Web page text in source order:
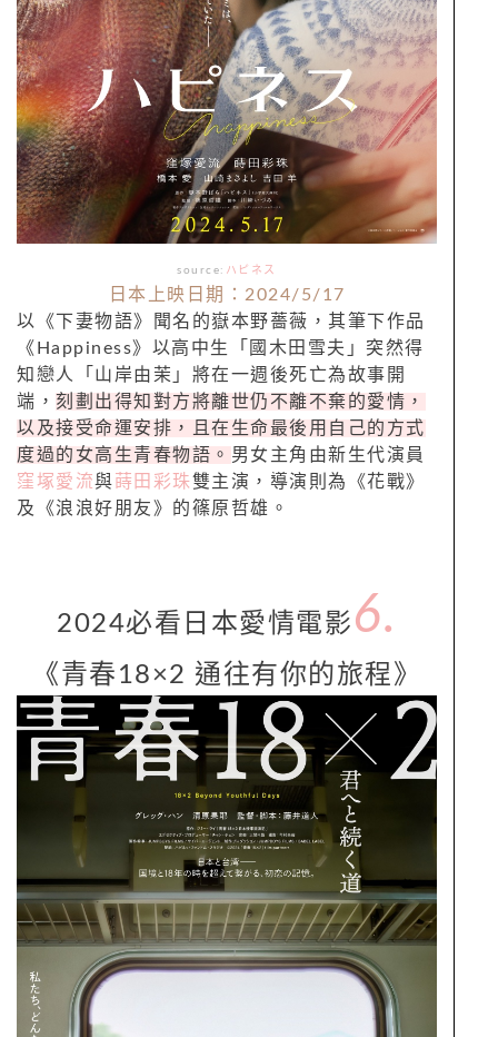
source: ハピネス
日本上映日期：2024/5/17
以《下妻物語》聞名的嶽本野薔薇，其筆下作品
《Happiness》以高中生「國木田雪夫」突然得
知戀人「山岸由茉」將在一週後死亡為故事開
端， 刻劃出得知對方將離世仍不離不棄的愛情，
以及接受命運安排，且在生命最後用自己的方式
度過的女高生青春物語。 男女主角由新生代演員
窪塚愛流與蒔田彩珠雙主演，導演則為《花戰》
及《浪浪好朋友》的篠原哲雄。
2024必看日本愛情電影 6.
《青春18×2 通往有你的旅程》